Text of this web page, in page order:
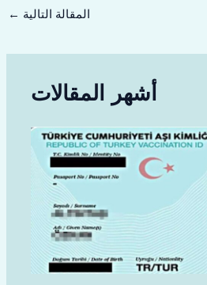
المقالة التالية ←
أشهر المقالات